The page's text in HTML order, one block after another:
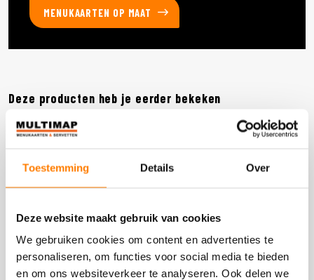
Toestemming Details Over
Deze website maakt gebruik van cookies
We gebruiken cookies om content en advertenties te
personaliseren, om functies voor social media te bieden
en om ons websiteverkeer te analyseren. Ook delen we
MENUKAARTEN OP MAAT
Deze producten heb je eerder bekeken
DOOS 300 STUKS